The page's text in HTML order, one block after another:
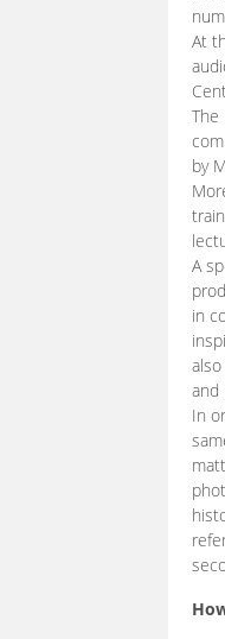
At
The
by
A
in
and
In